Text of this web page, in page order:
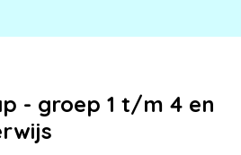
- groep 1 t/m 4 en